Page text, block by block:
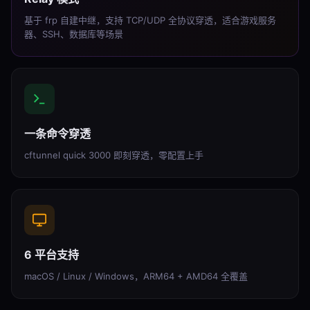
基于 frp 自建中继，支持 TCP/UDP 全协议穿透，适合游戏服务
器、SSH、数据库等场景
一条命令穿透
cftunnel quick 3000 即刻穿透，零配置上手
6 平台支持
macOS / Linux / Windows，ARM64 + AMD64 全覆盖